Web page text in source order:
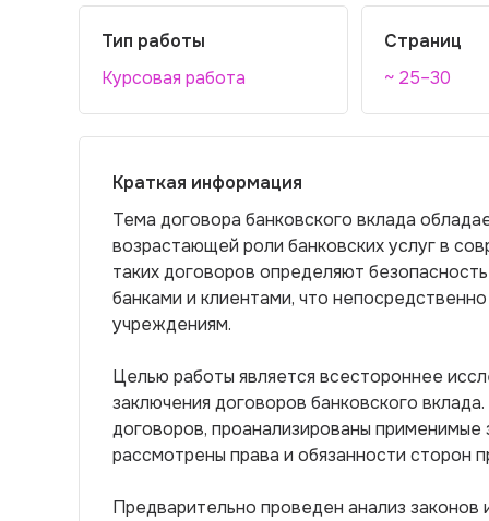
Тип работы
Курсовая работа
Страниц
~ 25–30
Краткая информация
Тема договора банковского вклада
возрастающей роли банковских услуг в
таких договоров определяют
банками и клиентами, что
учреждениям.
Целью работы является всестороннее
заключения договоров банковского
договоров, проанализированы
рассмотрены права и обязанности сторон
Предварительно проведен анализ